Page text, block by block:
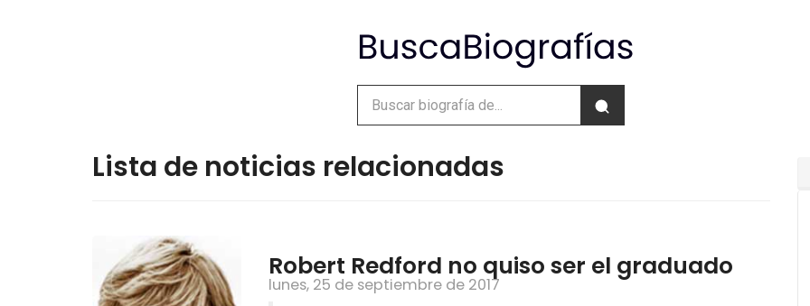
Lista de noticias relacionadas
Robert Redford no quiso ser el graduado
lunes, 25 de septiembre de 2017